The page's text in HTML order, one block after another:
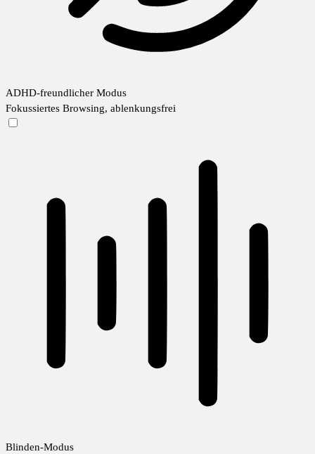
ADHD-freundlicher Modus
Fokussiertes Browsing, ablenkungsfrei
Blinden-Modus